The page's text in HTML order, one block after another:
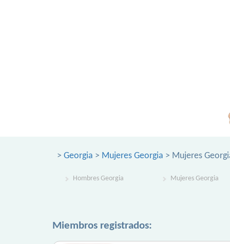
> Georgia > Mujeres Georgia > Mujeres
Hombres Georgia Mujeres Georgia
Miembros registrados: